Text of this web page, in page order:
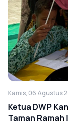
Kamis, 06 Agustus
Ketua DWP
Taman Ramah